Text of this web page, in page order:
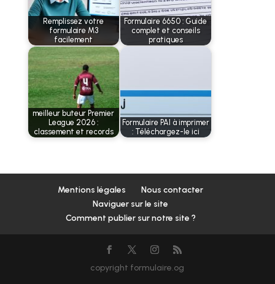
Remplissez votre
formulaire M3
facilement
Formulaire 6650 : Guide
complet et conseils
pratiques
meilleur buteur Premier
League 2026 :
classement et records
Formulaire PAI à imprimer
: Téléchargez-le ici
Mentions légales
Nous contacter
Naviguer sur le site
Comment publier sur notre site ?
copyright formulaire.og